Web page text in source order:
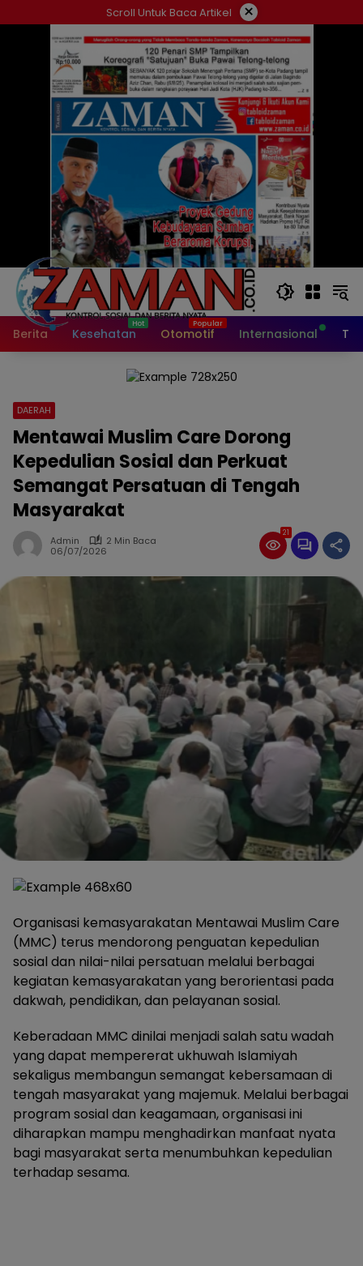
ke
Scroll Untuk Baca Artikel ×
Berita Kesehatan Otomotif Internasional
DAERAH
Mentawai Muslim Care Dorong
Kepedulian Sosial dan Perkuat
Semangat Persatuan di Tengah
Masyarakat
Admin
2 Min Baca
06/07/2026
21
Organisasi kemasyarakatan Mentawai Muslim Care
(MMC) terus mendorong penguatan kepedulian
sosial dan nilai-nilai persatuan melalui berbagai
kegiatan kemasyarakatan yang berorientasi pada
dakwah, pendidikan, dan pelayanan sosial.
Keberadaan MMC dinilai menjadi salah satu wadah
yang dapat mempererat ukhuwah Islamiyah
sekaligus membangun semangat kebersamaan di
tengah masyarakat yang majemuk. Melalui berbagai
program sosial dan keagamaan, organisasi ini
diharapkan mampu menghadirkan manfaat nyata
bagi masyarakat serta menumbuhkan kepedulian
terhadap sesama.